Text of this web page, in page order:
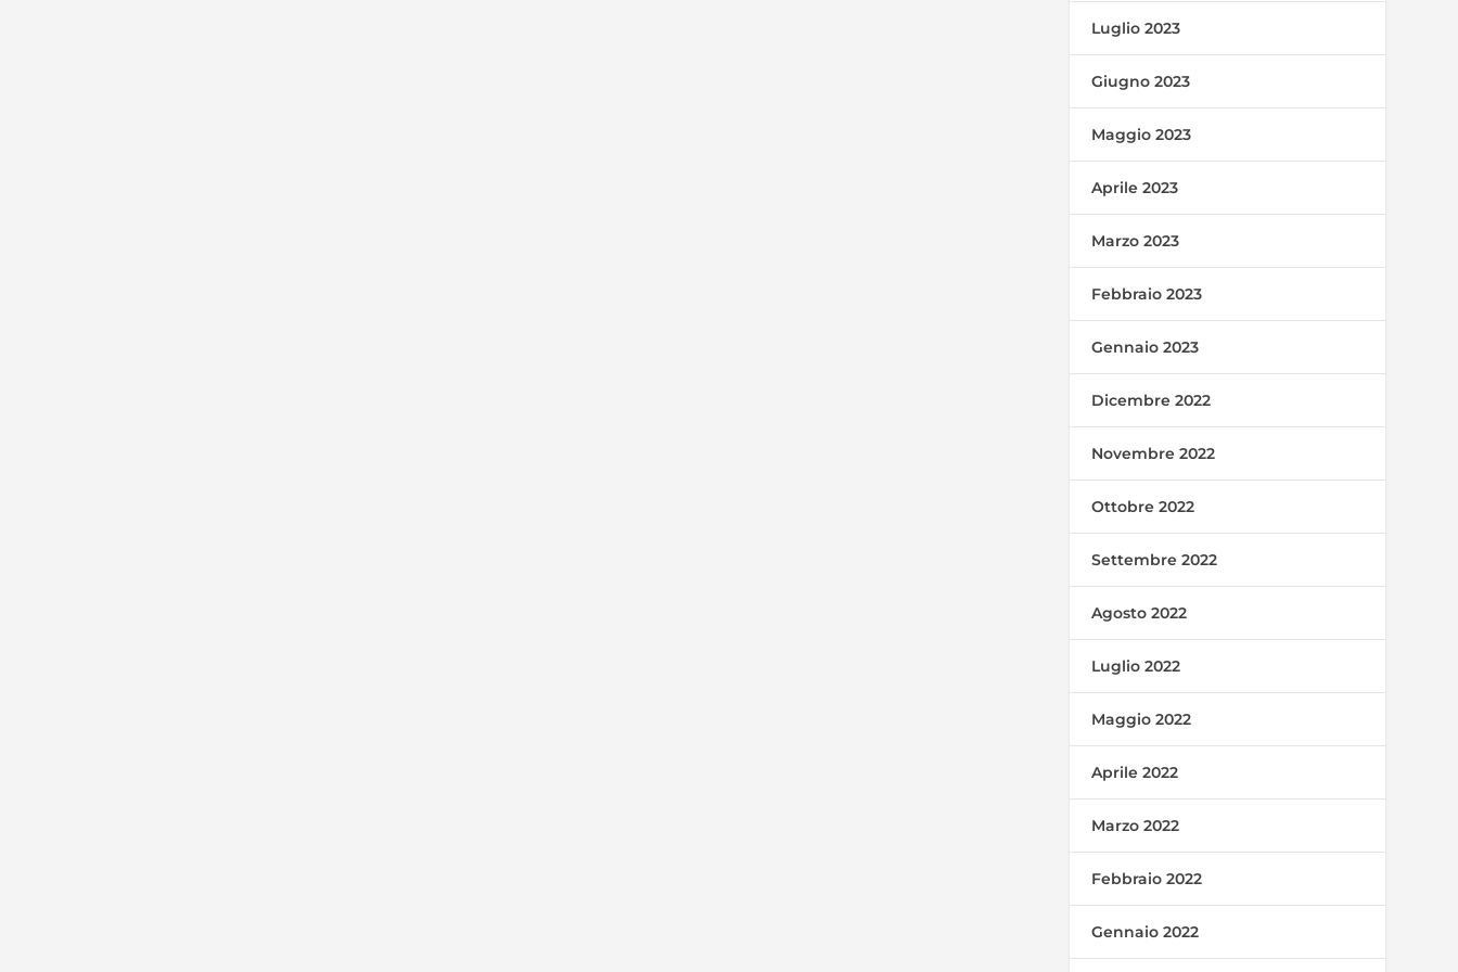
Luglio 2023
Giugno 2023
Maggio 2023
Aprile 2023
Marzo 2023
Febbraio 2023
Gennaio 2023
Dicembre 2022
Novembre 2022
Ottobre 2022
Settembre 2022
Agosto 2022
Luglio 2022
Maggio 2022
Aprile 2022
Marzo 2022
Febbraio 2022
Gennaio 2022